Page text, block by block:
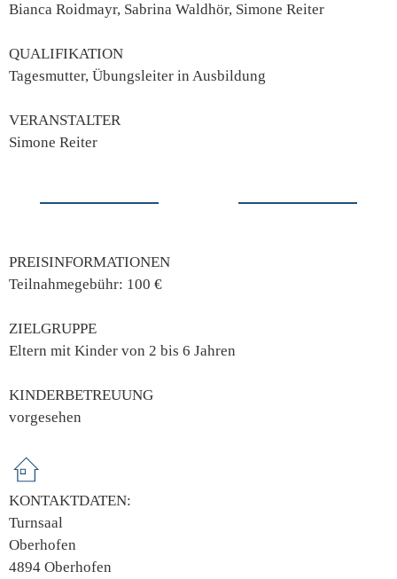
Bianca Roidmayr, Sabrina Waldhör, Simone Reiter
QUALIFIKATION
Tagesmutter, Übungsleiter in Ausbildung
VERANSTALTER
Simone Reiter
PREISINFORMATIONEN
Teilnahmegebühr: 100 €
ZIELGRUPPE
Eltern mit Kinder von 2 bis 6 Jahren
KINDERBETREUUNG
vorgesehen
KONTAKTDATEN:
Turnsaal
Oberhofen
4894 Oberhofen